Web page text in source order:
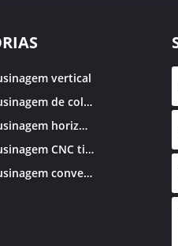
vertical
Centro de usinagem de coluna dupla
Centro de usinagem horizontal
Centro de usinagem CNC tipo joelho
Centro de usinagem convencional tipo joelho